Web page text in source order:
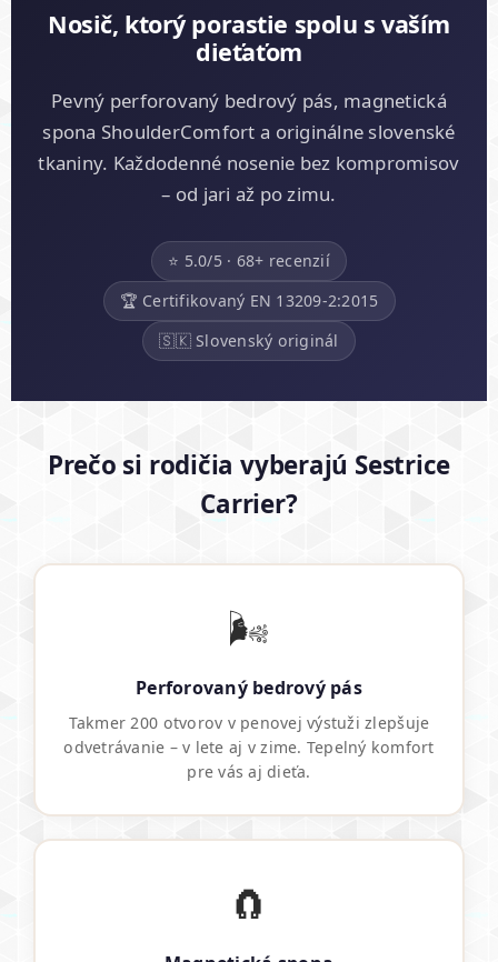
Nosič, ktorý porastie spolu s vaším
dieťaťom
Pevný perforovaný bedrový pás, magnetická
spona ShoulderComfort a originálne slovenské
tkaniny. Každodenné nosenie bez kompromisov
– od jari až po zimu.
⭐ 5.0/5 · 68+ recenzií
🏆 Certifikovaný EN 13209-2:2015
🇸🇰 Slovenský originál
Prečo si rodičia vyberajú Sestrice
Carrier?
🌬️
Perforovaný bedrový pás
Takmer 200 otvorov v penovej výstuži zlepšuje
odvetrávanie – v lete aj v zime. Tepelný komfort
pre vás aj dieťa.
🧲